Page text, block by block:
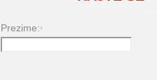
Prezime:*